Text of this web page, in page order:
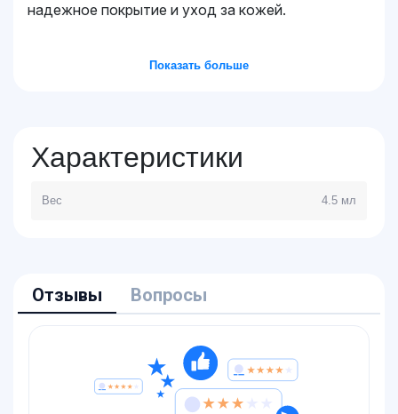
надежное покрытие и уход за кожей.
Показать больше
Характеристики
Вес 4.5 мл
Отзывы Вопросы